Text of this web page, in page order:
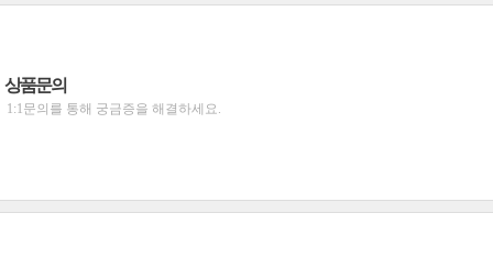
상품문의
1:1문의를 통해 궁금증을 해결하세요.